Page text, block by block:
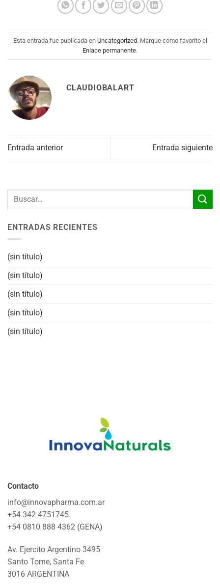
Esta entrada fue publicada en Uncategorized. Marque como favorito el
Enlace permanente.
CLAUDIOBALART
Entrada anterior Entrada siguiente
ENTRADAS RECIENTES
(sin título)
(sin título)
(sin título)
(sin título)
(sin título)
Contacto
info@innovapharma.com.ar
+54 342 4751745
+54 0810 888 4362 (GENA)
Av. Ejercito Argentino 3495
Santo Tome, Santa Fe
3016 ARGENTINA